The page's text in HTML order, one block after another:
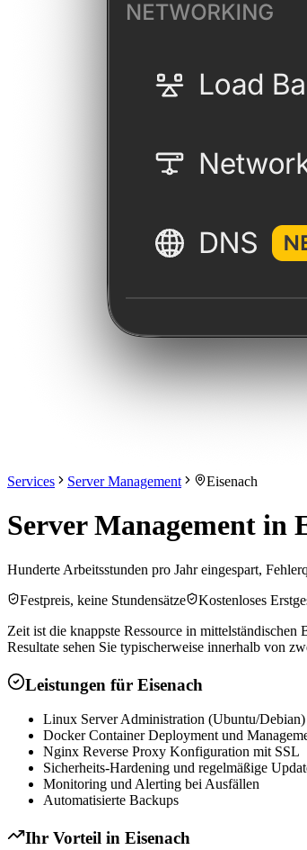
Services Server Management Eisenach
Server Management in
Hunderte Arbeitsstunden pro Jahr eingespart,
Festpreis, keine Stundensätze
Kostenloses
Zeit ist die knappste Ressource in
Resultate sehen Sie typischerweise innerhalb von
Leistungen für Eisenach
Linux Server Administration (Ubuntu/Debian)
Docker Container Deployment und
Nginx Reverse Proxy Konfiguration mit SSL
Sicherheits-Hardening und regelmäßige
Monitoring und Alerting bei Ausfällen
Automatisierte Backups
Ihr Vorteil in Eisenach